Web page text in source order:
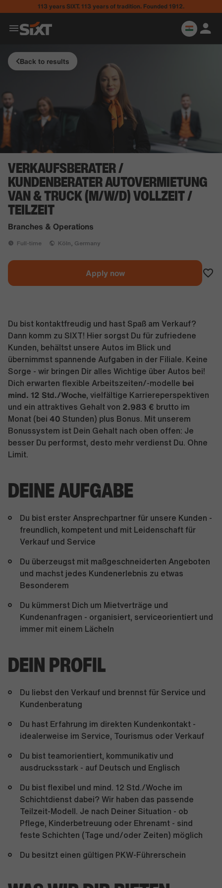
113 years SIXT. 113 years of tradition. Founded 1912.
Back to results
VERKAUFSBERATER /
KUNDENBERATER AUTOVERMIETUNG
VAN & TRUCK (M/W/D) VOLLZEIT /
TEILZEIT
Branches & Operations
Full-time Köln, Germany
Apply now
Du bist kontaktfreudig und hast Spaß am Verkauf?
Dann komm zu SIXT! Hier sorgst Du für zufriedene
Kunden, behältst unsere Autos im Blick und
übernimmst spannende Aufgaben in der Filiale. Keine
Sorge - wir bringen Dir alles Wichtige über Autos bei!
Dich erwarten flexible Arbeitszeiten/-modelle bei
mind. 12 Std./Woche , vielfältige Karriereperspektiven
und ein attraktives Gehalt von 2.983 € brutto im
Monat (bei 40 Stunden) plus Bonus. Mit unserem
Bonussystem ist Dein Gehalt nach oben offen: Je
besser Du performst, desto mehr verdienst Du. Ohne
Limit.
DEINE AUFGABE
Du bist erster Ansprechpartner für unsere Kunden -
freundlich, kompetent und mit Leidenschaft für
Verkauf und Service
Du überzeugst mit maßgeschneiderten Angeboten
und machst jedes Kundenerlebnis zu etwas
Besonderem
Du kümmerst Dich um Mietverträge und
Kundenanfragen - organisiert, serviceorientiert und
immer mit einem Lächeln
DEIN PROFIL
Du liebst den Verkauf und brennst für Service und
Kundenberatung
Du hast Erfahrung im direkten Kundenkontakt -
idealerweise im Service, Tourismus oder Verkauf
Du bist teamorientiert, kommunikativ und
ausdrucksstark - auf Deutsch und Englisch
Du bist flexibel und mind. 12 Std./Woche im
Schichtdienst dabei? Wir haben das passende
Teilzeit-Modell. Je nach Deiner Situation - ob
Pflege, Kinderbetreuung oder Ehrenamt - sind
feste Schichten (Tage und/oder Zeiten) möglich
Du besitzt einen gültigen PKW-Führerschein